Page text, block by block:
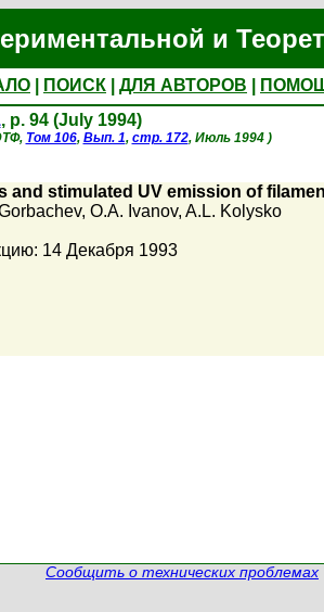
и
ПОИСК ДЛЯ АВТОРОВ
, p. 94 (July 1994)
Том 106, Вып. 1, стр. 172, Июль 1994 )
and stimulated UV emission of
, O.A. Ivanov, A.L. Kolysko
14 Декабря 1993
Сообщить о технических проблемах